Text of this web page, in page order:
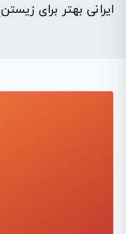
ایرانی بهتر برای زیستن